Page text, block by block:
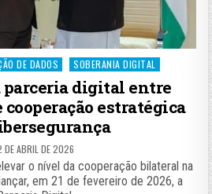
DE DADOS SOBERANIA DIGITAL
parceria digital entre
estratégica
DE ABRIL DE 2026
o nível da cooperação bilateral na
em 21 de fevereiro de 2026, a